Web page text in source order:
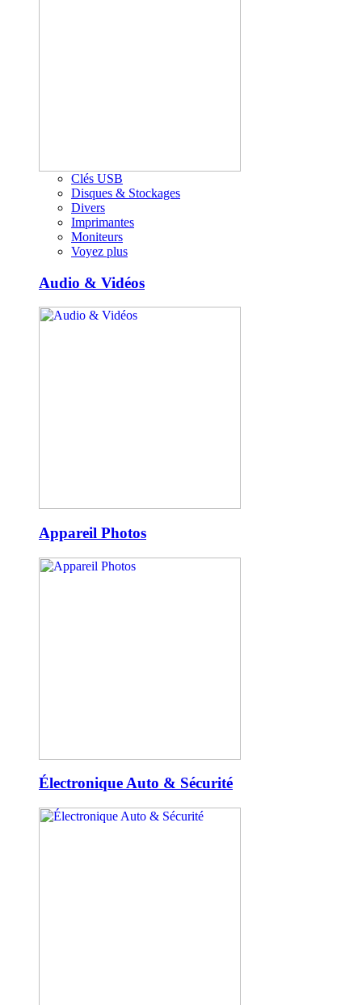
Clés USB
Disques & Stockages
Divers
Imprimantes
Moniteurs
Voyez plus
Audio & Vidéos
Appareil Photos
Électronique Auto & Sécurité